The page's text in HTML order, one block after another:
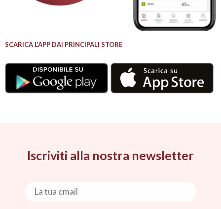
SCARICA L’APP DAI PRINCIPALI STORE
Iscriviti alla nostra newsletter